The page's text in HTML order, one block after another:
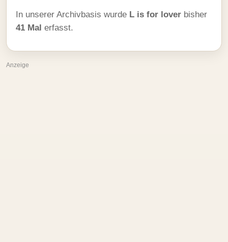
In unserer Archivbasis wurde L is for lover bisher
41 Mal erfasst.
Anzeige